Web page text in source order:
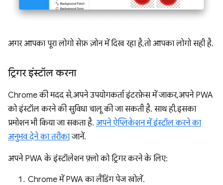
अगर आपका पूरा लोगो सेफ़ ज़ोन में दिख रहा है, तो आपका लोगो सही है.
ट्रिगर इंस्टॉल करना
Chrome की मदद से, अपने उपयोगकर्ता इंटरफ़ेस में जाकर, अपने PWA
को इंस्टॉल करने की सुविधा चालू की जा सकती है. साथ ही, इसका
प्रमोशन भी किया जा सकता है. अपने ऐप्लिकेशन में इंस्टॉल करने का
अनुभव देने का तरीकाजानें.
अपने PWA के इंस्टॉलेशन फ़्लो को ट्रिगर करने के लिए:
Chrome में PWA का लैंडिंग पेज खोलें.